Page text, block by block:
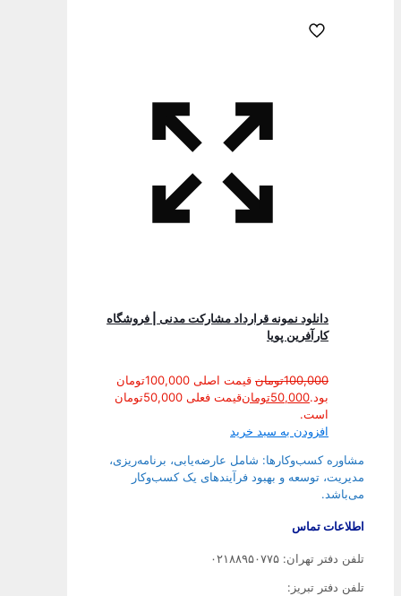
دانلود نمونه قرارداد مشارکت مدنی | فروشگاه
کارآفرین پویا
100,000تومان
قیمت اصلی 100,000تومان
بود.50,000تومان
قیمت فعلی 50,000تومان
است.
افزودن به سبد خرید
مشاوره کسب‌وکارها: شامل عارضه‌یابی، برنامه‌ریزی،
مدیریت، توسعه و بهبود فرآیندهای یک کسب‌وکار
می‌باشد.
اطلاعات تماس
تلفن دفتر تهران: ۰۲۱۸۸۹۵۰۷۷۵
تلفن‌ دفتر تبریز: